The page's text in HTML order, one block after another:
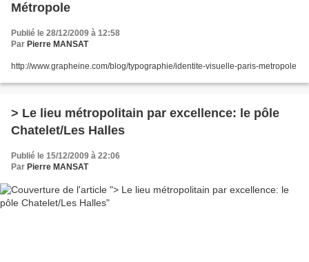
Métropole
Publié le 28/12/2009 à 12:58
Par Pierre MANSAT
http://www.grapheine.com/blog/typographie/identite-visuelle-paris-metropole
> Le lieu métropolitain par excellence: le pôle
Chatelet/Les Halles
Publié le 15/12/2009 à 22:06
Par Pierre MANSAT